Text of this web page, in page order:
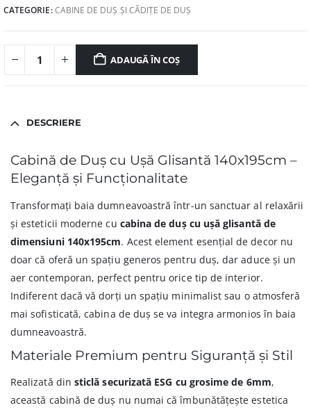
CATEGORIE:CABINE DE DUȘ ȘI CĂDIȚE DE DUȘ
ADAUGĂ ÎN COȘ
DESCRIERE
Cabină de Duș cu Ușă Glisantă 140x195cm –
Eleganță și Funcționalitate
Transformați baia dumneavoastră într-un sanctuar al relaxării
și esteticii moderne cu cabina de duș cu ușă glisantă de
dimensiuni 140x195cm. Acest element esențial de decor nu
doar că oferă un spațiu generos pentru duș, dar aduce și un
aer contemporan, perfect pentru orice tip de interior.
Indiferent dacă vă dorți un spațiu minimalist sau o atmosferă
mai sofisticată, cabina de duș se va integra armonios în baia
dumneavoastră.
Materiale Premium pentru Siguranță și Stil
Realizată din sticlă securizată ESG cu grosime de 6mm,
această cabină de duș nu numai că îmbunătățește estetica